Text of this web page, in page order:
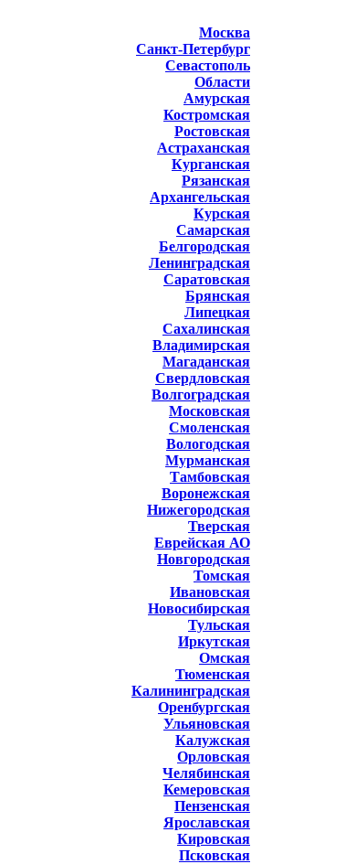
Москва
Санкт-Петербург
Севастополь
Области
Амурская
Костромская
Ростовская
Астраханская
Курганская
Рязанская
Архангельская
Курская
Самарская
Белгородская
Ленинградская
Саратовская
Брянская
Липецкая
Сахалинская
Владимирская
Магаданская
Свердловская
Волгоградская
Московская
Смоленская
Вологодская
Мурманская
Тамбовская
Воронежская
Нижегородская
Тверская
Еврейская АО
Новгородская
Томская
Ивановская
Новосибирская
Тульская
Иркутская
Омская
Тюменская
Калининградская
Оренбургская
Ульяновская
Калужская
Орловская
Челябинская
Кемеровская
Пензенская
Ярославская
Кировская
Псковская